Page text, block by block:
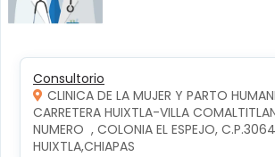
Consultorio
CLINICA DE LA MUJER Y PARTO
CARRETERA HUIXTLA-VILLA
NUMERO  , COLONIA EL ESPEJO,
HUIXTLA,CHIAPAS